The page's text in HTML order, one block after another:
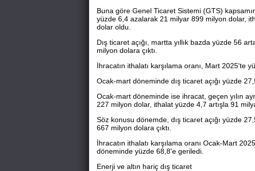
Buna göre Genel Ticaret Sistemi (GTS)
yüzde 6,4 azalarak 21 milyar 899 milyon dolar,
dolar oldu.
Dış ticaret açığı, martta yıllık bazda yüzde 56
milyon dolara çıktı.
İhracatın ithalatı karşılama oranı, Mart 2025'te
Ocak-mart döneminde dış ticaret açığı yüzde
Ocak-mart döneminde ise ihracat, geçen yılın
227 milyon dolar, ithalat yüzde 4,7 artışla 91
Söz konusu dönemde, dış ticaret açığı yüzde
667 milyon dolara çıktı.
İhracatın ithalatı karşılama oranı Ocak-Mart
döneminde yüzde 68,8'e geriledi.
Enerji ve altın hariç dış ticaret